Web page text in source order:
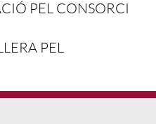
PEL CONSORCI
PEL